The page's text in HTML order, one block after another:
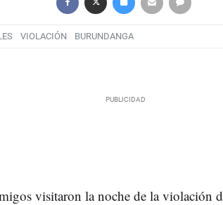
VIOLACIÓN BURUNDANGA
visitaron la noche de la violación